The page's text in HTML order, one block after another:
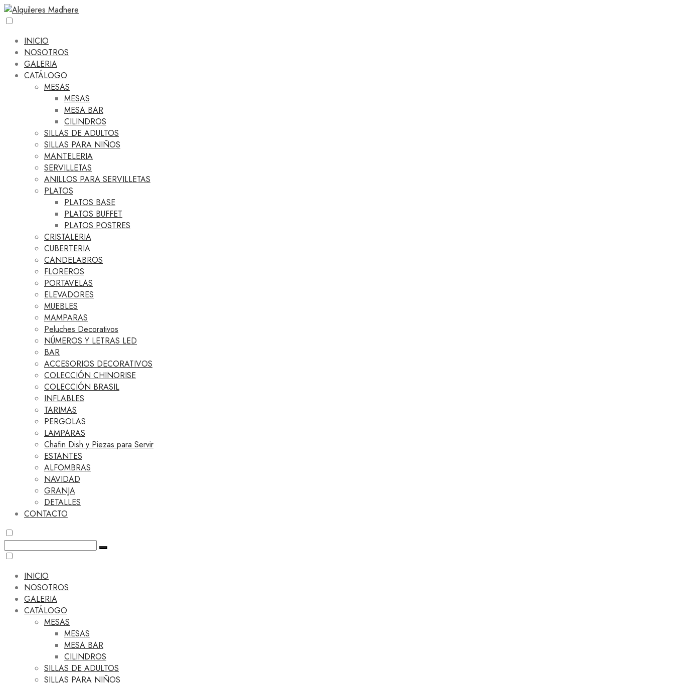
INICIO
NOSOTROS
GALERIA
CATÁLOGO
MESAS
MESAS
MESA BAR
CILINDROS
SILLAS DE ADULTOS
SILLAS PARA NIÑOS
MANTELERIA
SERVILLETAS
ANILLOS PARA SERVILLETAS
PLATOS
PLATOS BASE
PLATOS BUFFET
PLATOS POSTRES
CRISTALERIA
CUBERTERIA
CANDELABROS
FLOREROS
PORTAVELAS
ELEVADORES
MUEBLES
MAMPARAS
Peluches Decorativos
NÚMEROS Y LETRAS LED
BAR
ACCESORIOS DECORATIVOS
COLECCIÓN CHINORISE
COLECCIÓN BRASIL
INFLABLES
TARIMAS
PERGOLAS
LAMPARAS
Chafin Dish y Piezas para Servir
ESTANTES
ALFOMBRAS
NAVIDAD
GRANJA
DETALLES
CONTACTO
INICIO
NOSOTROS
GALERIA
CATÁLOGO
MESAS
MESAS
MESA BAR
CILINDROS
SILLAS DE ADULTOS
SILLAS PARA NIÑOS